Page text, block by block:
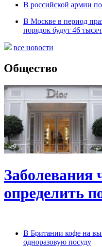
В российской армии
В Москве в период
порядок будут 46
все новости
Общество
Заболевания
определить
В Британии кофе на
одноразовую посуду